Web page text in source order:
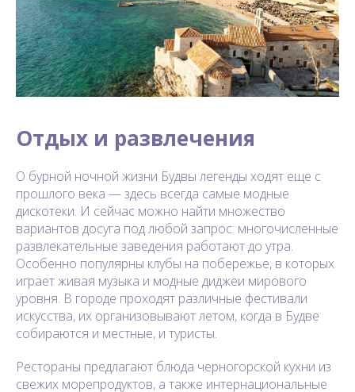
Отдых и развлечения
О бурной ночной жизни Будвы легенды ходят еще с
прошлого века — здесь всегда самые модные
дискотеки. И сейчас можно найти множество
вариантов досуга под любой запрос: многочисленные
развлекательные заведения работают до утра.
Особенно популярны клубы на побережье, в которых
играет живая музыка и модные диджеи мирового
уровня. В городе проходят различные фестивали
искусства, их организовывают летом, когда в Будве
собираются и местные, и туристы.
Рестораны предлагают блюда черногорской кухни из
свежих морепродуктов, а также интернациональные